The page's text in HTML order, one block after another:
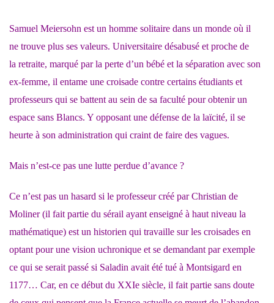
Samuel Meiersohn est un homme solitaire dans un monde où il
ne trouve plus ses valeurs. Universitaire désabusé et proche de
la retraite, marqué par la perte d’un bébé et la séparation avec son
ex-femme, il entame une croisade contre certains étudiants et
professeurs qui se battent au sein de sa faculté pour obtenir un
espace sans Blancs. Y opposant une défense de la laïcité, il se
heurte à son administration qui craint de faire des vagues.
Mais n’est-ce pas une lutte perdue d’avance ?
Ce n’est pas un hasard si le professeur créé par Christian de
Moliner (il fait partie du sérail ayant enseigné à haut niveau la
mathématique) est un historien qui travaille sur les croisades en
optant pour une vision uchronique et se demandant par exemple
ce qui se serait passé si Saladin avait été tué à Montsigard en
1177… Car, en ce début du XXIe siècle, il fait partie sans doute